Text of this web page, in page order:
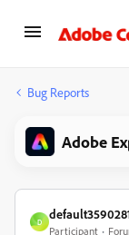
Bug Reports
Adobe
D
Participant